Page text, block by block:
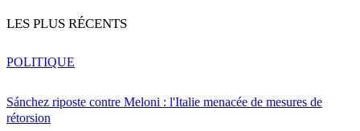
LES PLUS RÉCENTS
Sánchez riposte contre Meloni : l'Italie menacée de mesures de
rétorsion
POLITIQUE